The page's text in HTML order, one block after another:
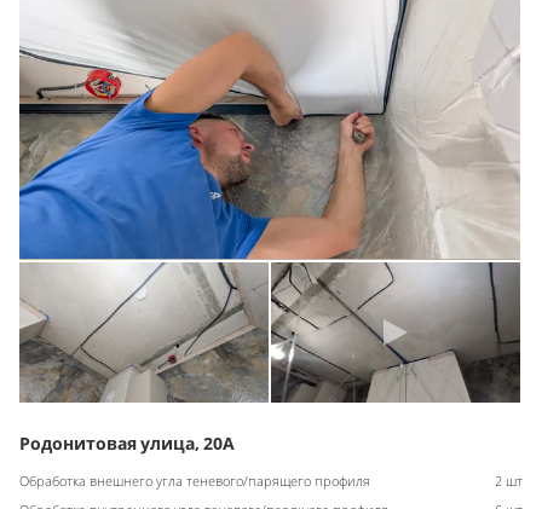
Родонитовая улица, 20А
Обработка внешнего угла теневого/парящего профиля
2 шт